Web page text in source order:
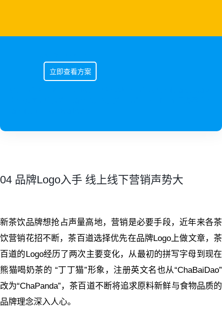
立即查看方案
04 品牌Logo入手 线上线下营销声势大
新茶饮品牌想抢占声量高地，营销是必要手段，近年来各茶
饮营销花招不断，茶百道选择优先在品牌Logo上做文章，茶
百道的Logo经历了两次主要变化，从最初的拼写字母到现在
熊猫喝奶茶的 “丁丁猫”形象，注册英文名也从“ChaBaiDao”
改为“ChaPanda”，茶百道不断将追求原料新鲜与食物品质的
品牌理念深入人心。